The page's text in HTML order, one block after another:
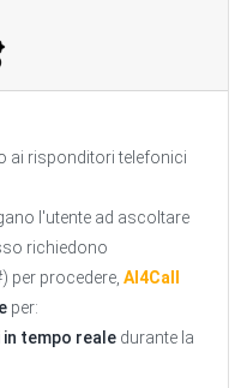
ai risponditori telefonici
l'utente ad ascoltare
richiedono
per procedere,AI4Call
per:
tempo realedurante la